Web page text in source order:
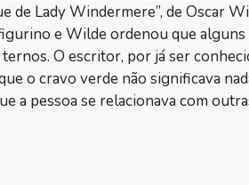
de Lady Windermere”, de Oscar
e Wilde ordenou que alguns
O escritor, por já ser
o cravo verde não significava
a pessoa se relacionava com